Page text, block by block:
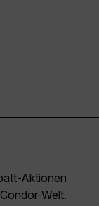
Aktionen
Welt.